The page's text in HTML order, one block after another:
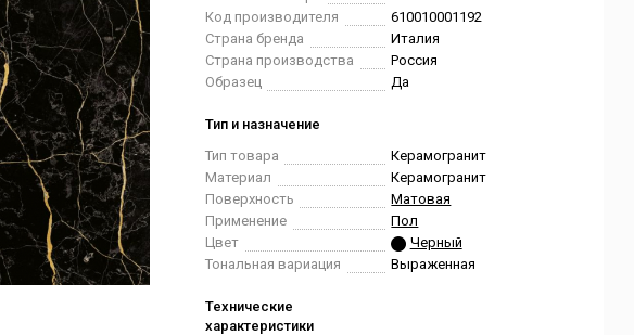
Код производителя
610010001192
Страна бренда
Италия
Страна производства
Россия
Образец
Да
Тип и назначение
Тип товара
Керамогранит
Материал
Керамогранит
Поверхность
Матовая
Применение
Пол
Цвет
Черный
Тональная вариация
Выраженная
Технические
характеристики